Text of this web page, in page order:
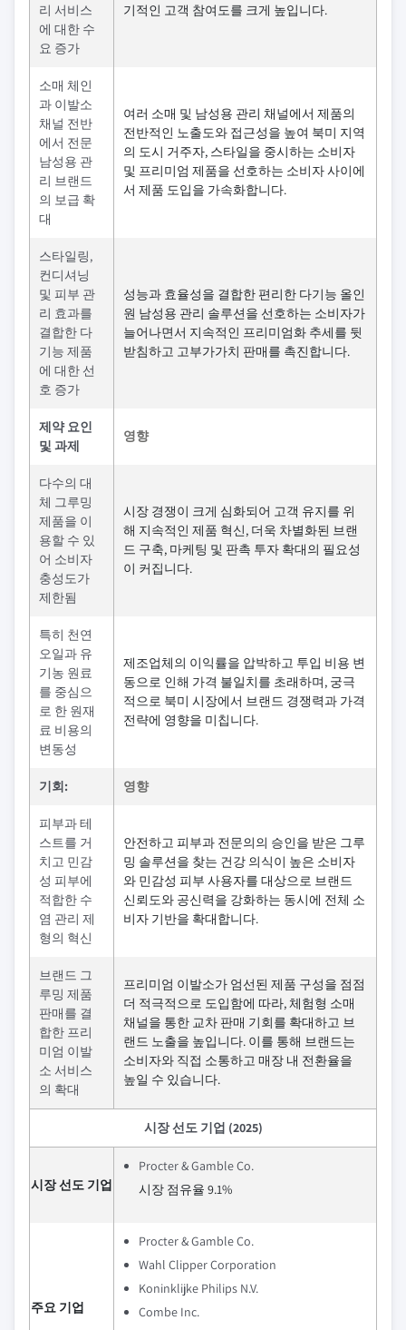
리 서비스
에 대한 수
요 증가
기적인 고객 참여도를 크게 높입니다.
소매 체인
과 이발소
채널 전반
에서 전문
남성용 관
리 브랜드
의 보급 확
대
여러 소매 및 남성용 관리 채널에서 제품의
전반적인 노출도와 접근성을 높여 북미 지역
의 도시 거주자, 스타일을 중시하는 소비자
및 프리미엄 제품을 선호하는 소비자 사이에
서 제품 도입을 가속화합니다.
스타일링,
컨디셔닝
및 피부 관
리 효과를
결합한 다
기능 제품
에 대한 선
호 증가
성능과 효율성을 결합한 편리한 다기능 올인
원 남성용 관리 솔루션을 선호하는 소비자가
늘어나면서 지속적인 프리미엄화 추세를 뒷
받침하고 고부가가치 판매를 촉진합니다.
제약 요인
및 과제
영향
다수의 대
체 그루밍
제품을 이
용할 수 있
어 소비자
충성도가
제한됨
시장 경쟁이 크게 심화되어 고객 유지를 위
해 지속적인 제품 혁신, 더욱 차별화된 브랜
드 구축, 마케팅 및 판촉 투자 확대의 필요성
이 커집니다.
특히 천연
오일과 유
기농 원료
를 중심으
로 한 원재
료 비용의
변동성
제조업체의 이익률을 압박하고 투입 비용 변
동으로 인해 가격 불일치를 초래하며, 궁극
적으로 북미 시장에서 브랜드 경쟁력과 가격
전략에 영향을 미칩니다.
기회: 영향
피부과 테
스트를 거
치고 민감
성 피부에
적합한 수
염 관리 제
형의 혁신
안전하고 피부과 전문의의 승인을 받은 그루
밍 솔루션을 찾는 건강 의식이 높은 소비자
와 민감성 피부 사용자를 대상으로 브랜드
신뢰도와 공신력을 강화하는 동시에 전체 소
비자 기반을 확대합니다.
브랜드 그
루밍 제품
판매를 결
합한 프리
미엄 이발
소 서비스
의 확대
프리미엄 이발소가 엄선된 제품 구성을 점점
더 적극적으로 도입함에 따라, 체험형 소매
채널을 통한 교차 판매 기회를 확대하고 브
랜드 노출을 높입니다. 이를 통해 브랜드는
소비자와 직접 소통하고 매장 내 전환율을
높일 수 있습니다.
시장 선도 기업 (2025)
시장 선도 기업
Procter & Gamble Co.
시장 점유율 9.1%
주요 기업
Procter & Gamble Co.
Wahl Clipper Corporation
Koninklijke Philips N.V.
Combe Inc.